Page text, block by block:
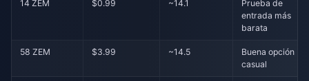
14 ZEM $0.99 ~14.1
Prueba de
entrada más
barata
58 ZEM $3.99 ~14.5
Buena opción
casual